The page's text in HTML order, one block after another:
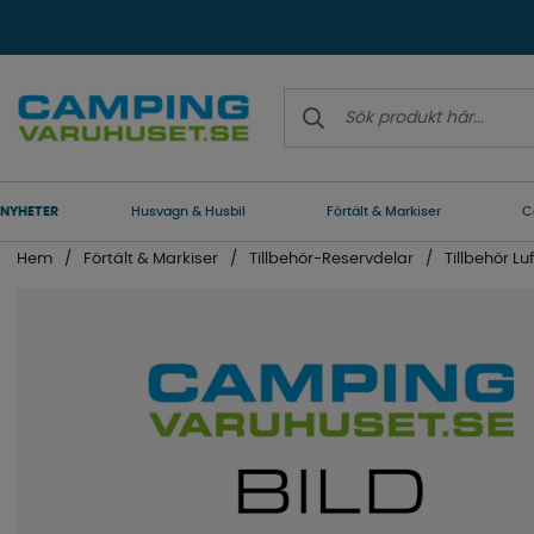
NYHETER Husvagn & Husbil Förtält & Markiser
Hem Förtält & Markiser Tillbehör-Reservdelar Tillbehör